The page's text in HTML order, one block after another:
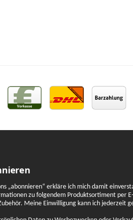
„abonnieren“ erkläre ich mich damit
zu folgendem Produktsortiment per
Meine Einwilligung kann ich jederzeit